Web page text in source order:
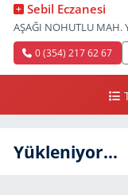
Sebil Eczanesi
AŞAĞI NOHUTLU MAH.
0 (354) 217 62 67
Yükleniyor...